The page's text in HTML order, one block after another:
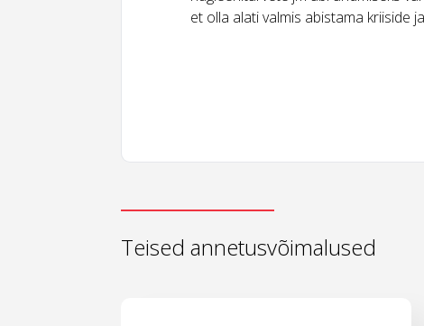
et olla alati valmis abistama kriiside
Teised annetusvõimalused